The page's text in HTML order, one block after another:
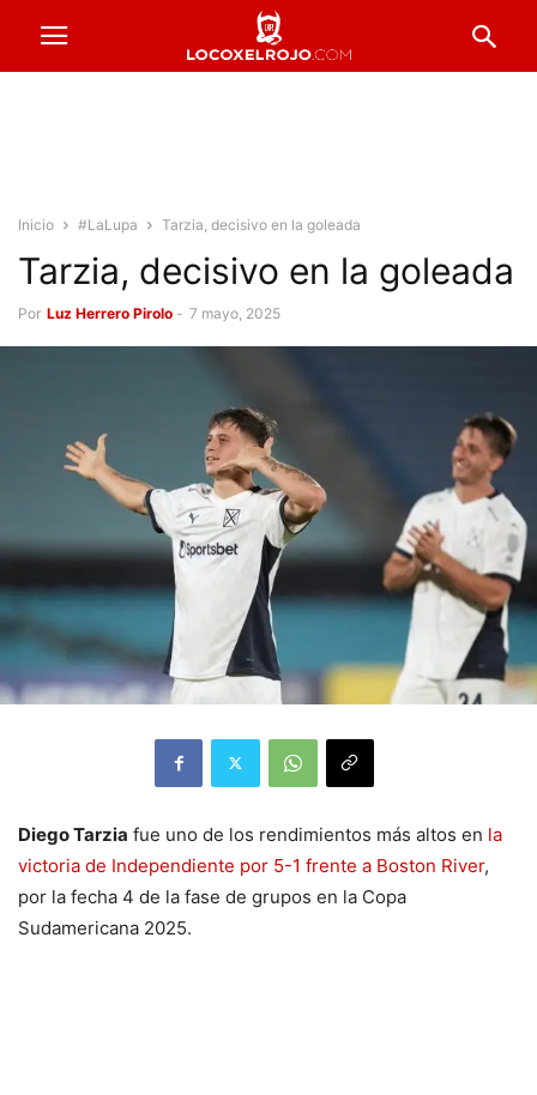
Inicio #LaLupa Tarzia, decisivo en la goleada
Tarzia, decisivo en la goleada
Por Luz Herrero Pirolo - 7 mayo, 2025
Diego Tarzia fue uno de los rendimientos más altos en la
victoria de Independiente por 5-1 frente a Boston River,
por la fecha 4 de la fase de grupos en la Copa
Sudamericana 2025.